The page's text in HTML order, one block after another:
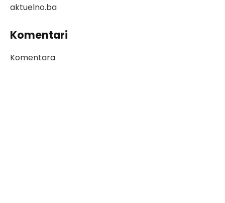
aktuelno.ba
Komentari
Komentara